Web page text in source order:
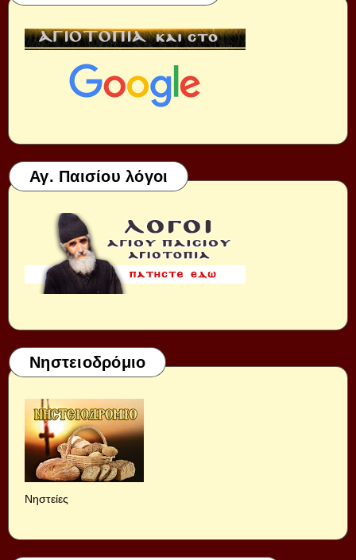
Αγ. Παισίου λόγοι
Νηστειοδρόμιο
Νηστείες